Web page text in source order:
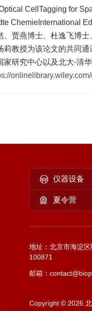
CellTagging for
ChemieInternational
、贾燕博士、杜逸飞博
莉教授为该论文的共同
研究中心以及北大-清
仪器设备
夏令营
地址：北京市海淀
100871
邮箱：
Copyright © 2026